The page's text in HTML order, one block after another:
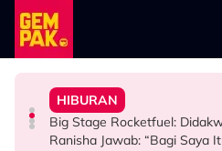
Skip to main content
HIBURAN
TERBANG Bawa Legasi Rali
2026
HIBURAN
Big Stage Rocketfuel:
Ranisha Jawab: “Bagi Saya
HIBURAN
Netizen Restu! Semua Tak
1968
HIBURAN
Tak Guna ‘Stuntman’, Shukri
Babak ‘Single Take’
Terus Sambung”